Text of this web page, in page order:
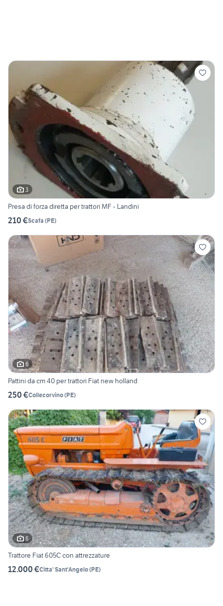
3
Presa di forza diretta per trattori MF - Landini
210 €Scafa (PE)
6
Pattini da cm 40 per trattori Fiat new holland
250 €Collecorvino(PE)
6
Trattore Fiat 605C con attrezzature
12.000 €Citta' Sant'Angelo(PE)